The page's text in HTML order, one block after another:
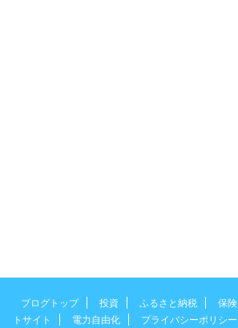
ブログトップ 投資 ふるさと納税 保険
トサイト
電力自由化 プライバシーポリシー